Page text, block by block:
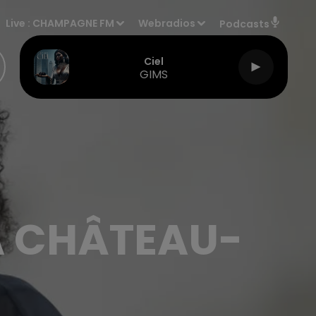
Live : CHAMPAGNE FM Webradios Podcasts
Ciel
GIMS
CHÂTEAU-